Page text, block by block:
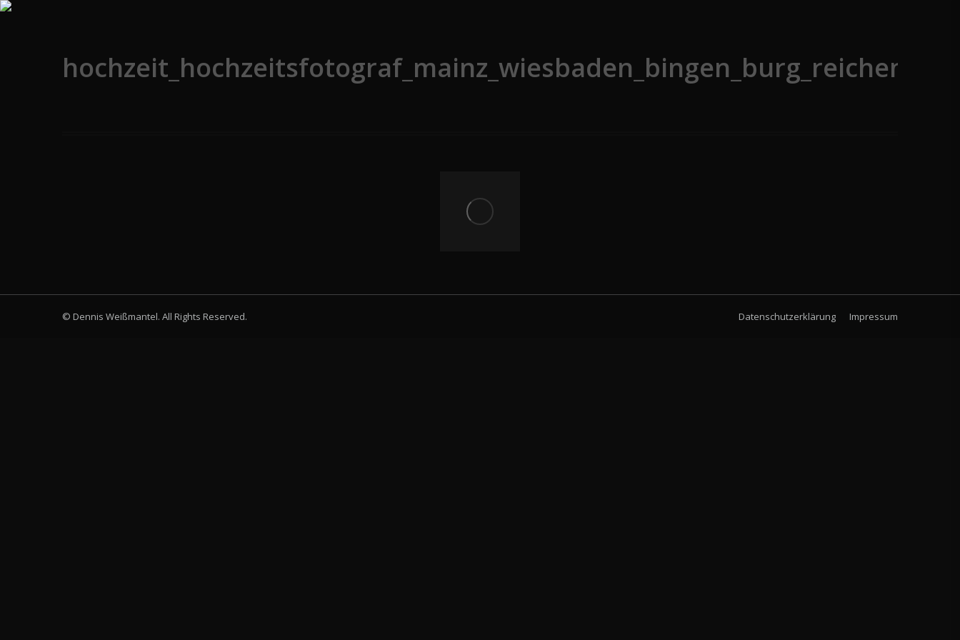
© Dennis Weißmantel. All Rights Reserved. Datenschutzerklärung Impressum